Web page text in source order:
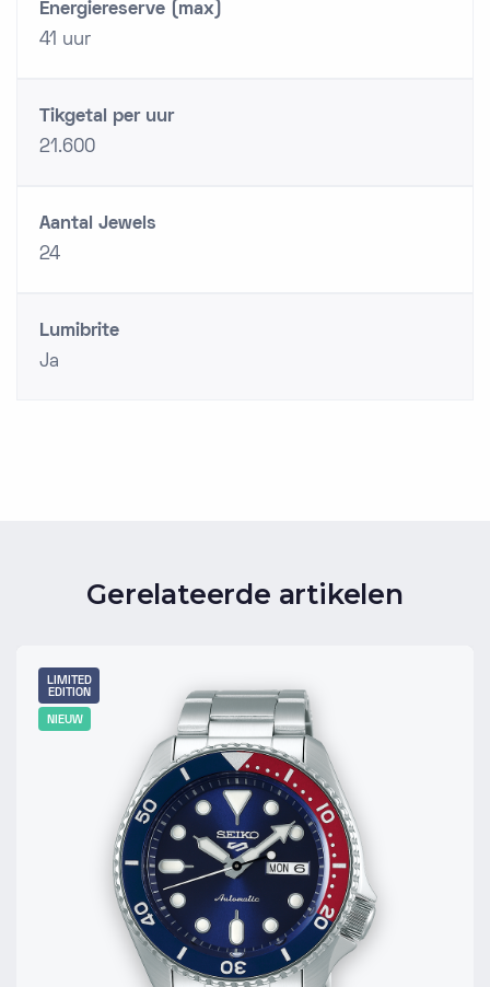
Energiereserve (max)
41 uur
Tikgetal per uur
21.600
Aantal Jewels
24
Lumibrite
Ja
Gerelateerde artikelen
LIMITED
EDITION
NIEUW